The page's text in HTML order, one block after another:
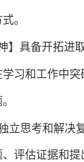
。
】具备开拓进
习和工作中
立思考和解决
评估证据和